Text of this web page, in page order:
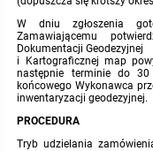
W dniu zgłoszenia
Zamawiającemu
Dokumentacji Geodezyjnej
i Kartograficznej map
następnie terminie do
końcowego Wykonawca
inwentaryzacji geodezyjnej.
PROCEDURA
Tryb udzielania